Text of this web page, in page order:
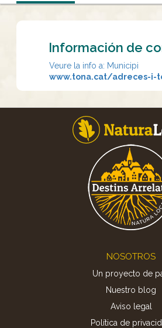
Información de
Veure la info a: Municipi
www.tona.cat/adreces-
NOSOTROS
Un proyecto de
Nuestro blog
Aviso legal
Política de